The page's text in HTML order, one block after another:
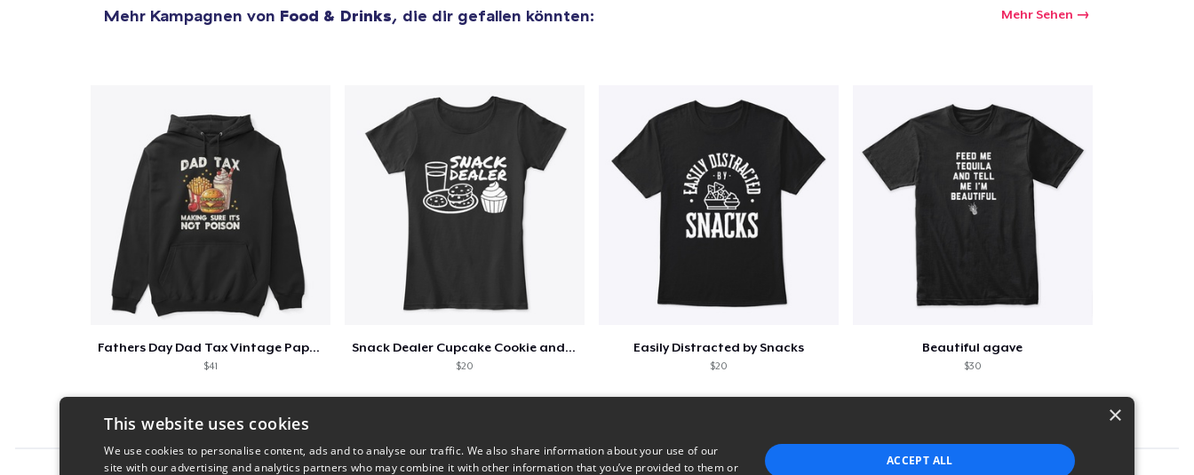
Mehr Kampagnen von Food & Drinks, die dir gefallen könnten: Mehr Sehen
Fathers Day Dad Tax Vintage Papa T-Shirt
$41
Snack Dealer Cupcake Cookie and Milk
$20
Easily Distracted by Snacks
$20
Beautiful agave
$30
×
This website uses cookies
We use cookies to personalise content, ads and to analyse our traffic. We also share information about your use of our
site with our advertising and analytics partners who may combine it with other information that you’ve provided to them or
ACCEPT ALL